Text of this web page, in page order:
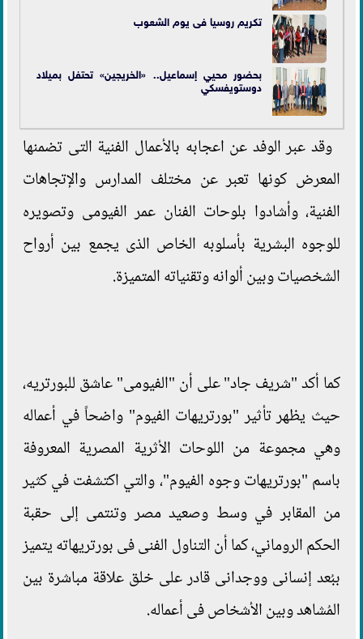
تكريم روسيا فى يوم الشعوب
بحضور محيي إسماعيل.. «الخريجين» تحتفل بميلاد
دوستويفسكي
وقد عبر الوفد عن اعجابه بالأعمال الفنية التى تضمنها
المعرض كونها تعبر عن مختلف المدارس والإتجاهات
الفنية، وأشادوا بلوحات الفنان عمر الفيومى وتصويره
للوجوه البشرية بأسلوبه الخاص الذى يجمع بين أرواح
الشخصيات وبين ألوانه وتقنياته المتميزة.
كما أكد "شريف جاد" على أن "الفيومى" عاشق للبورتريه،
حيث يظهر تأثير "بورتريهات الفيوم" واضحاً في أعماله
وهي مجموعة من اللوحات الأثرية المصرية المعروفة
باسم "بورتريهات وجوه الفيوم"، والتي اكتشفت في كثير
من المقابر في وسط وصعيد مصر وتنتمى إلى حقبة
الحكم الروماني، كما أن التناول الفنى فى بورتريهاته يتميز
ببُعد إنسانى ووجدانى قادر على خلق علاقة مباشرة بين
المُشاهد وبين الأشخاص فى أعماله.